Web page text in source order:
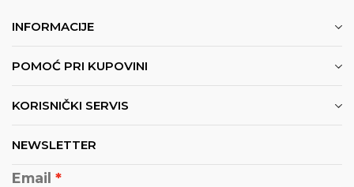
INFORMACIJE
POMOĆ PRI KUPOVINI
KORISNIČKI SERVIS
NEWSLETTER
Email